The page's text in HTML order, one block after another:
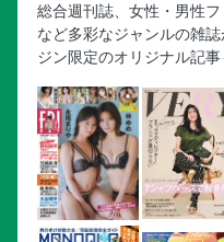
〔サンデー毎日似顔絵塾
〔社告〕平松洋子『本は
で欧州の最高峰へ
総合週刊誌、女性・男性
など多彩なジャンルの雑
ジン限定のオリジナル記事